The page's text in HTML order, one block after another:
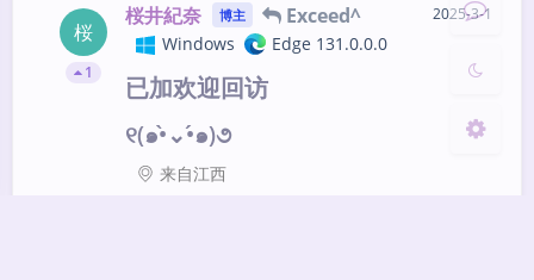
关闭 日落 灰度
桜
1
桜井紀奈 博主 Exceed^
Windows Edge 131.0.0.0
2025-3-1
已加欢迎回访
୧(๑•̀⌄•́๑)૭
来自江西